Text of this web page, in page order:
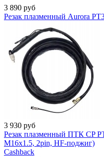
3 890 руб
Резак плазменный Aurora
3 930 руб
Резак плазменный ПТК CP
M16x1.5, 2pin, HF-поджиг)
Cashback